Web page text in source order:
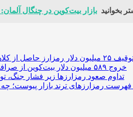
بخوانید بازار بیت‌کوین در چنگال
عاشقانه است
خروج ۵۸۹ میلیون دلار بیت‌کوین از صرافی بایننس و تاثیر آن بر بازار
تداوم صعود رمزارزها زیر فشار